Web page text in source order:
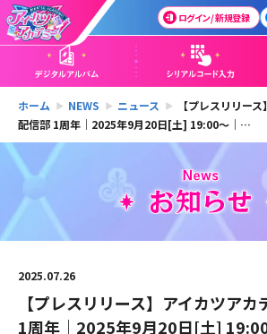
ログイン / 新規登録
ホーム NEWS ニュース
【プレスリリー
配信部 1周年｜2025年9月20日[土] 19:00〜｜…
2025.07.26
【プレスリリース】アイカツア
1周年｜2025年9月20日[土]